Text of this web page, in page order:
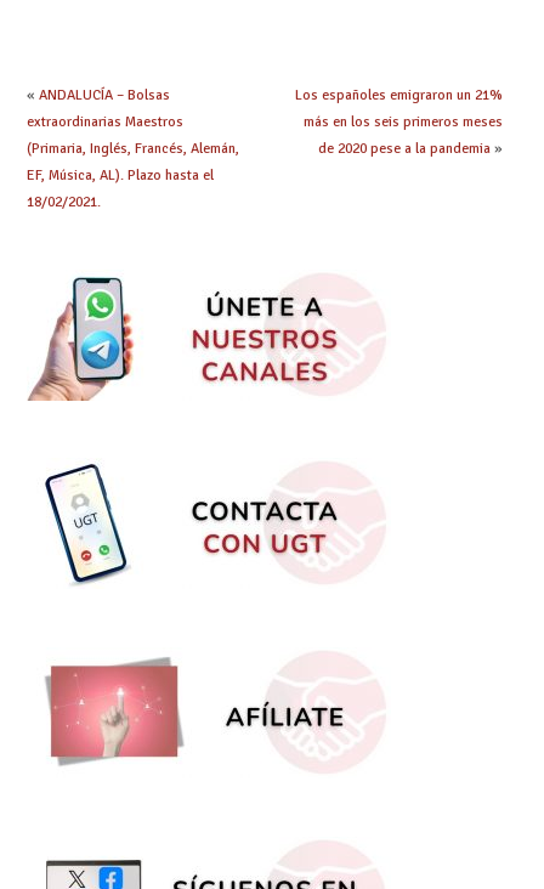
« ANDALUCÍA – Bolsas
extraordinarias Maestros
(Primaria, Inglés, Francés, Alemán,
EF, Música, AL). Plazo hasta el
18/02/2021.
Los españoles emigraron un 21%
más en los seis primeros meses
de 2020 pese a la pandemia»